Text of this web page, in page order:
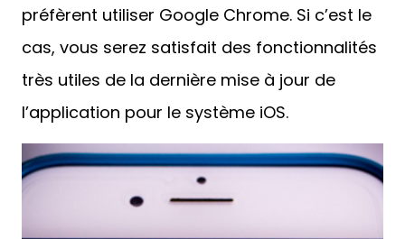
préfèrent utiliser Google Chrome. Si c’est le
cas, vous serez satisfait des fonctionnalités
très utiles de la dernière mise à jour de
l’application pour le système iOS.